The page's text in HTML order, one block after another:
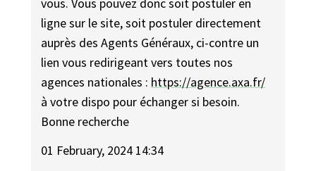
vous. Vous pouvez donc soit postuler en
ligne sur le site, soit postuler directement
auprès des Agents Généraux, ci-contre un
lien vous redirigeant vers toutes nos
agences nationales : https://agence.axa.fr/
à votre dispo pour échanger si besoin.
Bonne recherche
01 February, 2024 14:34